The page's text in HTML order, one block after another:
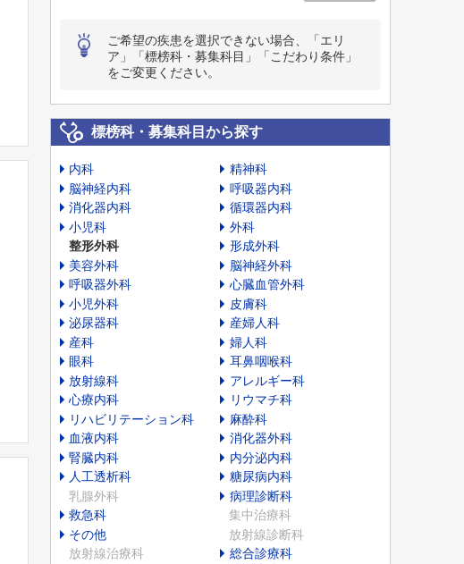
ご希望の疾患を選択できない場合、「エリ
ア」「標榜科・募集科目」「こだわり条件」
をご変更ください。
標榜科・募集科目から探す
内科
精神科
脳神経内科
呼吸器内科
消化器内科
循環器内科
小児科
外科
整形外科
形成外科
美容外科
脳神経外科
呼吸器外科
心臓血管外科
小児外科
皮膚科
泌尿器科
産婦人科
産科
婦人科
眼科
耳鼻咽喉科
放射線科
アレルギー科
心療内科
リウマチ科
リハビリテーション科
麻酔科
血液内科
消化器外科
腎臓内科
内分泌内科
人工透析科
糖尿病内科
乳腺外科
病理診断科
救急科
集中治療科
その他
放射線診断科
放射線治療科
総合診療科